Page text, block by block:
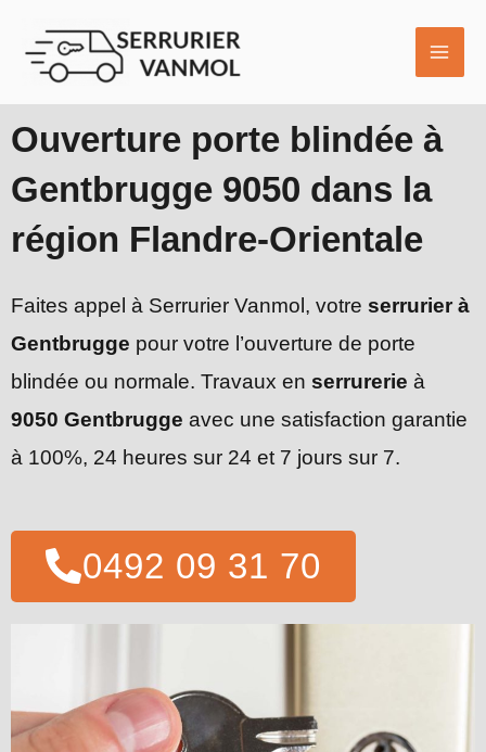
contenu
Ouverture porte blindée à
Gentbrugge 9050 dans la
région Flandre-Orientale
Faites appel à Serrurier Vanmol, votre serrurier à
Gentbrugge pour votre l’ouverture de porte
blindée ou normale. Travaux en serrurerie à
9050 Gentbrugge avec une satisfaction garantie
à 100%, 24 heures sur 24 et 7 jours sur 7.
0492 09 31 70